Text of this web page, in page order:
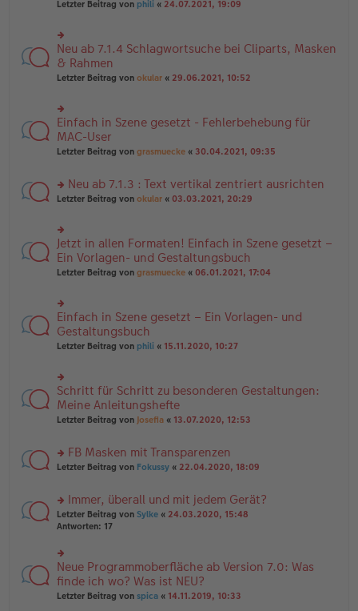
es
n
er
B
ei
tr
u
g
el
es
e
n
B
ei
tr
a
g
Letzter Beitrag von phili « 24.07.2021, 19:09
rs
te
r
u
g
el
es
e
n
B
ei
tr
g
Neu ab 7.1.4 Schlagwortsuche bei Cliparts, Masken
& Rahmen
Letzter Beitrag von okular « 29.06.2021, 10:52
rs
te
r
u
g
el
es
n
er
B
ei
tr
g
Einfach in Szene gesetzt - Fehlerbehebung für
MAC-User
Letzter Beitrag von grasmuecke « 30.04.2021, 09:35
rs
u
n
g
el
n
er
B
ei
g
Neu ab 7.1.3 : Text vertikal zentriert ausrichten
Letzter Beitrag von okular « 03.03.2021, 20:29
rs
te
r
u
g
el
es
e
n
B
ei
tr
a
g
Jetzt in allen Formaten! Einfach in Szene gesetzt –
Ein Vorlagen- und Gestaltungsbuch
Letzter Beitrag von grasmuecke « 06.01.2021, 17:04
rs
te
r
u
g
el
es
e
n
B
ei
tr
g
Einfach in Szene gesetzt – Ein Vorlagen- und
Gestaltungsbuch
Letzter Beitrag von phili « 15.11.2020, 10:27
rs
te
r
u
g
el
es
n
er
B
a
g
Schritt für Schritt zu besonderen Gestaltungen:
Meine Anleitungshefte
Letzter Beitrag von Josefia « 13.07.2020, 12:53
rs
u
n
g
es
e
n
er
B
FB Masken mit Transparenzen
Letzter Beitrag von Fokussy « 22.04.2020, 18:09
rs
te
u
n
g
el
es
Immer, überall und mit jedem Gerät?
Letzter Beitrag von Sylke « 24.03.2020, 15:48
Antworten: 17
rs
te
r
u
Neue Programmoberfläche ab Version 7.0: Was
finde ich wo? Was ist NEU?
Letzter Beitrag von spica « 14.11.2019, 10:33